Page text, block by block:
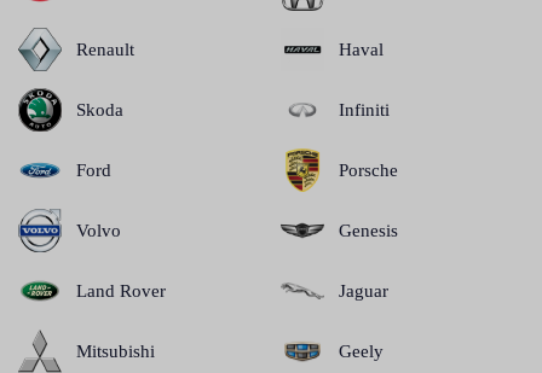
Renault
Skoda
Ford
Volvo
Land Rover
Mitsubishi
Haval
Infiniti
Porsche
Genesis
Jaguar
Geely